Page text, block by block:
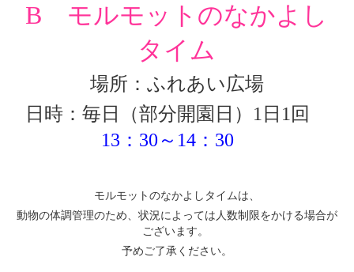
B モルモットのなかよし
タイム
場所：ふれあい広場
日時：毎日（部分開園日）1日1回
13：30～14：30
モルモットのなかよしタイムは、
動物の体調管理のため、状況によっては人数制限をかける場合が
ございます。
予めご了承ください。